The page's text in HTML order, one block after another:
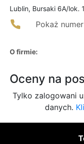
Lublin, Bursaki 6A/lok.
Pokaż
O firmie:
Oceny na
Tylko zalogowani
danych.